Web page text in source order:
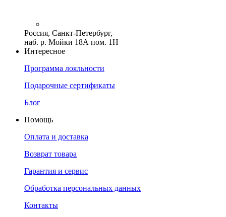
Россия, Санкт-Петербург,
наб. р. Мойки 18А пом. 1Н
Интересное
Программа лояльности
Подарочные сертификаты
Блог
Помощь
Оплата и доставка
Возврат товара
Гарантия и сервис
Обработка персональных данных
Контакты